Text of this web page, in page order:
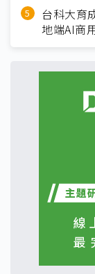
台科大育
地端AI商